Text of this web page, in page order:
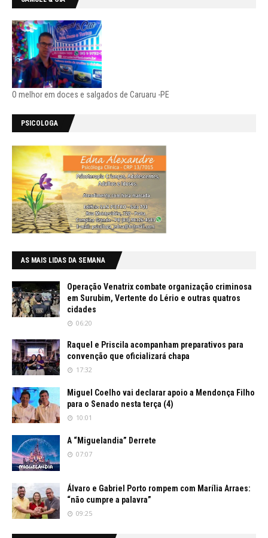
O melhor em doces e salgados de Caruaru -PE
PSICOLOGA
AS MAIS LIDAS DA SEMANA
Operação Venatrix combate organização criminosa
em Surubim, Vertente do Lério e outras quatros
cidades
06:20
Raquel e Priscila acompanham preparativos para
convenção que oficializará chapa
17:32
Miguel Coelho vai declarar apoio a Mendonça Filho
para o Senado nesta terça (4)
10:01
A “Miguelandia” Derrete
07:07
Álvaro e Gabriel Porto rompem com Marília Arraes:
“não cumpre a palavra”
09:25